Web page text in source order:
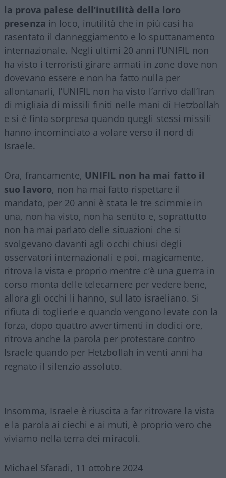
la prova palese dell’inutilità della loro
presenza in loco, inutilità che in più casi ha
rasentato il danneggiamento e lo sputtanamento
internazionale. Negli ultimi 20 anni l’UNIFIL non
ha visto i terroristi girare armati in zone dove non
dovevano essere e non ha fatto nulla per
allontanarli, l’UNIFIL non ha visto l’arrivo dall’Iran
di migliaia di missili finiti nelle mani di Hetzbollah
e si è finta sorpresa quando quegli stessi missili
hanno incominciato a volare verso il nord di
Israele.
Ora, francamente, UNIFIL non ha mai fatto il
suo lavoro, non ha mai fatto rispettare il
mandato, per 20 anni è stata le tre scimmie in
una, non ha visto, non ha sentito e, soprattutto
non ha mai parlato delle situazioni che si
svolgevano davanti agli occhi chiusi degli
osservatori internazionali e poi, magicamente,
ritrova la vista e proprio mentre c’è una guerra in
corso monta delle telecamere per vedere bene,
allora gli occhi li hanno, sul lato israeliano. Si
rifiuta di toglierle e quando vengono levate con la
forza, dopo quattro avvertimenti in dodici ore,
ritrova anche la parola per protestare contro
Israele quando per Hetzbollah in venti anni ha
regnato il silenzio assoluto.
Insomma, Israele è riuscita a far ritrovare la vista
e la parola ai ciechi e ai muti, è proprio vero che
viviamo nella terra dei miracoli.
Michael Sfaradi, 11 ottobre 2024